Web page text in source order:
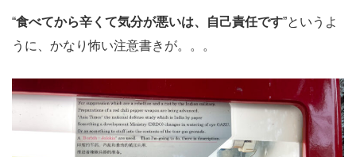
“食べてから辛くて気分が悪いは、自己責任です”というよ
うに、かなり怖い注意書きが。。。